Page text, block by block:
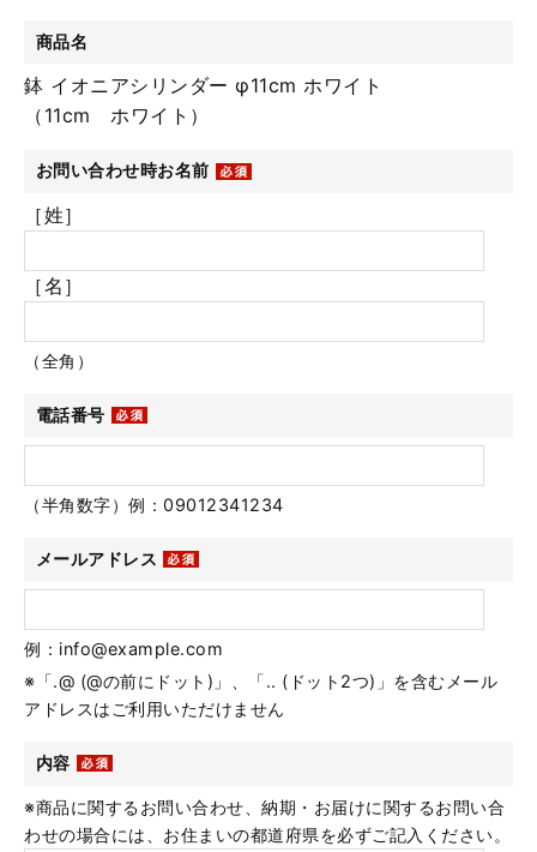
商品名
鉢 イオニアシリンダー φ11cm ホワイト
（11cm ホワイト）
お問い合わせ時お名前
［姓］
［名］
（全角）
電話番号
（半角数字）例：09012341234
メールアドレス
例：info@example.com
※「.@ (@の前にドット)」、「.. (ドット2つ)」を含むメール
アドレスはご利用いただけません
内容
※商品に関するお問い合わせ、納期・お届けに関するお問い合
わせの場合には、お住まいの都道府県を必ずご記入ください。